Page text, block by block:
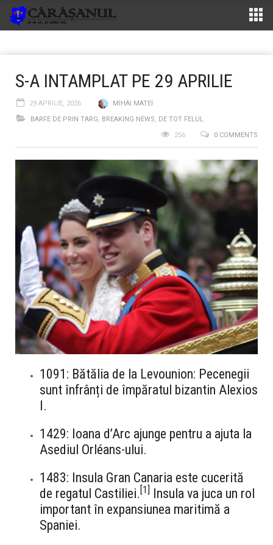
S-A INTAMPLAT PE 29 APRILIE
29 APRILIE, 2026
MIHAI MATEI
BARFE DE PRIN TARG, BREAKING NEWS, DE TOT FELUL
0 COMMENTS
256
1091: Bătălia de la Levounion: Pecenegii
sunt înfrânți de împăratul bizantin Alexios
I.
1429: Ioana d’Arc ajunge pentru a ajuta la
Asediul Orléans-ului.
1483: Insula Gran Canaria este cucerită
de regatul Castiliei. [1] Insula va juca un rol
important în expansiunea maritimă a
Spaniei.